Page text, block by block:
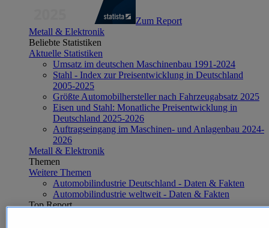
Zum Report
Metall & Elektronik
Beliebte Statistiken
Aktuelle Statistiken
Umsatz im deutschen Maschinenbau 1991-2024
Stahl - Index zur Preisentwicklung in Deutschland
2005-2025
Größte Automobilhersteller nach Fahrzeugabsatz 2025
Eisen und Stahl: Monatliche Preisentwicklung in
Deutschland 2025-2026
Auftragseingang im Maschinen- und Anlagenbau 2024-
2026
Metall & Elektronik
Themen
Weitere Themen
Automobilindustrie Deutschland - Daten & Fakten
Automobilindustrie weltweit - Daten & Fakten
Top Report